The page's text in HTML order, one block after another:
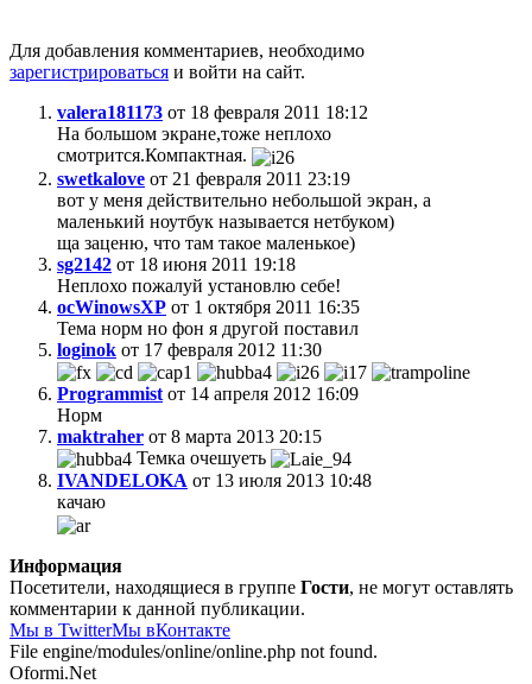
Для добавления комментариев, необходимо
зарегистрироваться и войти на сайт.
valera181173 от 18 февраля 2011 18:12
На большом экране,тоже неплохо
смотрится.Компактная.
swetkalove от 21 февраля 2011 23:19
вот у меня действительно небольшой экран, а
маленький ноутбук называется нетбуком)
ща заценю, что там такое маленькое)
sg2142 от 18 июня 2011 19:18
Неплохо пожалуй установлю себе!
ocWinowsXP от 1 октября 2011 16:35
Тема норм но фон я другой поставил
loginok от 17 февраля 2012 11:30
Programmist от 14 апреля 2012 16:09
Норм
maktraher от 8 марта 2013 20:15
Темка очешуеть
IVANDELOKA от 13 июля 2013 10:48
качаю
Информация
Посетители, находящиеся в группе Гости, не могут оставлять
комментарии к данной публикации.
Мы в TwitterМы вКонтакте
File engine/modules/online/online.php not found.
Oformi.Net